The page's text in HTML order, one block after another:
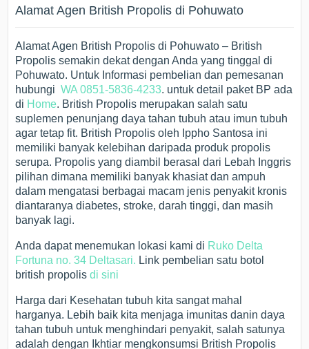
Alamat Agen British Propolis di Pohuwato
Alamat Agen British Propolis di Pohuwato – British
Propolis semakin dekat dengan Anda yang tinggal di
Pohuwato. Untuk Informasi pembelian dan pemesanan
hubungiWA 0851-5836-4233. untuk detail paket BP ada
di Home. British Propolis merupakan salah satu
suplemen penunjang daya tahan tubuh atau imun tubuh
agar tetap fit. British Propolis oleh Ippho Santosa ini
memiliki banyak kelebihan daripada produk propolis
serupa. Propolis yang diambil berasal dari Lebah Inggris
pilihan dimana memiliki banyak khasiat dan ampuh
dalam mengatasi berbagai macam jenis penyakit kronis
diantaranya diabetes, stroke, darah tinggi, dan masih
banyak lagi.
Anda dapat menemukan lokasi kami di Ruko Delta
Fortuna no. 34 Deltasari. Link pembelian satu botol
british propolisdi sini
Harga dari Kesehatan tubuh kita sangat mahal
harganya. Lebih baik kita menjaga imunitas danin daya
tahan tubuh untuk menghindari penyakit, salah satunya
adalah dengan Ikhtiar mengkonsumsi British Propolis